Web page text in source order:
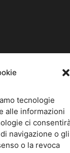
tecnologie
alle informazioni
ci
navigazione o gli
o la revoca